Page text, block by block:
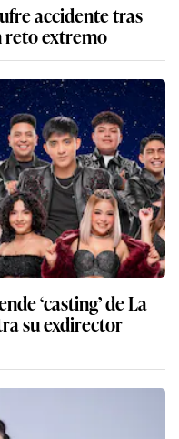
accidente tras
reto extremo
‘casting’ de La
su exdirector